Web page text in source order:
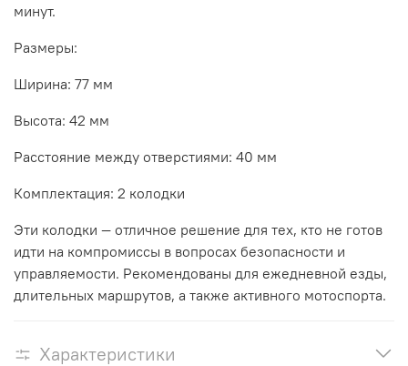
минут.
Размеры:
Ширина: 77 мм
Высота: 42 мм
Расстояние между отверстиями: 40 мм
Комплектация: 2 колодки
Эти колодки — отличное решение для тех, кто не готов
идти на компромиссы в вопросах безопасности и
управляемости. Рекомендованы для ежедневной езды,
длительных маршрутов, а также активного мотоспорта.
Характеристики